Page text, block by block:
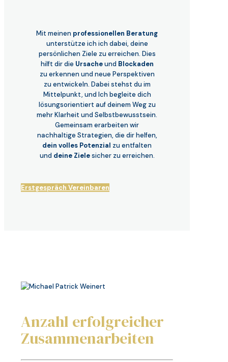
Mit meinen professionellen Beratung
unterstütze ich ich dabei, deine
persönlichen Ziele zu erreichen. Dies
hilft dir die Ursacheund Blockaden
zu erkennen und neue Perspektiven
zu entwickeln. Dabei stehst du im
Mittelpunkt, und Ich begleite dich
lösungsorientiert auf deinem Weg zu
mehr Klarheit und Selbstbewusstsein.
Gemeinsam erarbeiten wir
nachhaltige Strategien, die dir helfen,
dein volles Potenzial zu entfalten
und deine Zielesicher zu erreichen.
Erstgespräch Vereinbaren
Anzahl erfolgreicher
Zusammenarbeiten